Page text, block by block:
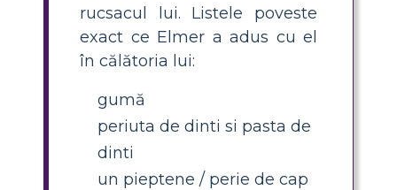
rucsacul lui. Listele poveste
exact ce Elmer a adus cu el
în călătoria lui:
gumă
periuta de dinti si pasta de
dinti
un pieptene / perie de cap